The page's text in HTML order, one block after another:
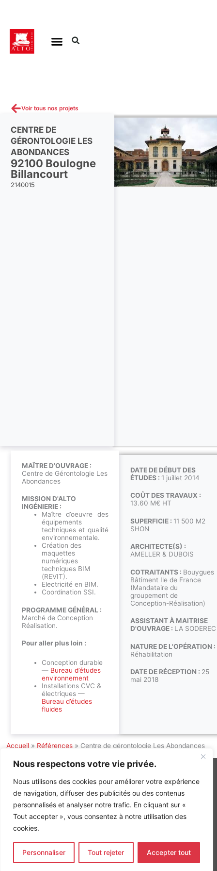
Nous respectons votre vie privée.
Nous utilisons des cookies pour améliorer votre expérience
de navigation, diffuser des publicités ou des contenus
personnalisés et analyser notre trafic. En cliquant sur «
Tout accepter », vous consentez à notre utilisation des
cookies.
Personnaliser Tout rejeter Accepter tout
Voir tous nos projets
CENTRE DE
GÉRONTOLOGIE LES
ABONDANCES
92100 Boulogne
Billancourt
2140015
DATE DE DÉBUT DES
ÉTUDES : 1 juillet 2014
COÛT DES TRAVAUX :
13.60 M€ HT
SUPERFICIE : 11 500 M2
SHON
ARCHITECTE(S) :
AMELLER & DUBOIS
COTRAITANTS : Bouygues
Bâtiment Ile de France
(Mandataire du
groupement de
Conception-Réalisation)
ASSISTANT À MAITRISE
D'OUVRAGE : LA SODEREC
NATURE DE L'OPÉRATION :
Réhabilitation
DATE DE RÉCEPTION : 25
mai 2018
MAÎTRE D’OUVRAGE :
Centre de Gérontologie Les
Abondances
MISSION D'ALTO
INGÉNIERIE :
Maître d’oeuvre des
équipements
techniques et qualité
environnementale.
Création des
maquettes
numériques
techniques BIM
(REVIT).
Electricité en BIM.
Coordination SSI.
PROGRAMME GÉNÉRAL :
Marché de Conception
Réalisation.
Pour aller plus loin :
Conception durable
— Bureau d’études
environnement
Installations CVC &
électriques —
Bureau d’études
fluides
Accueil » Références » Centre de gérontologie Les Abondances
INGÉNIERIE DE L’ÉNERGIE ET DE L’ENVIRONNEMENT
CONCEVONS, ENSEMBLE, L’ENVIRONNEMENT BÂTI DE DEMAIN
L
i
n
k
I
n
s
t
F
e
Nos agences